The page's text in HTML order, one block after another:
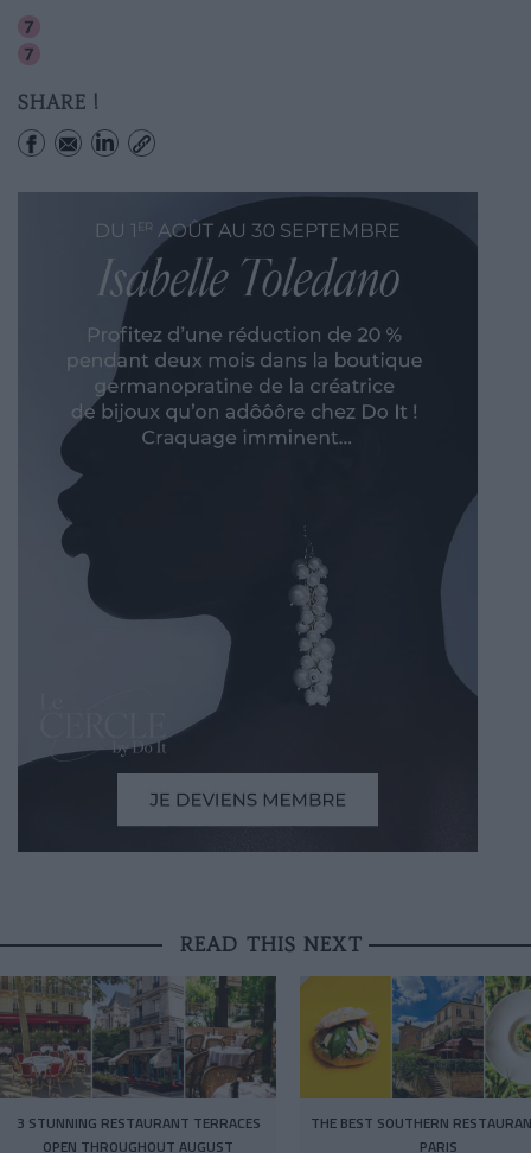
SHARE !
READ THIS NEXT
3 STUNNING RESTAURANT TERRACES
OPEN THROUGHOUT AUGUST
THE BEST SOUTHERN
PARIS